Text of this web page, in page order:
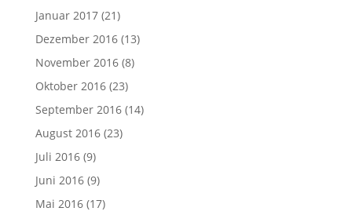
Januar 2017(21)
Dezember 2016(13)
November 2016(8)
Oktober 2016(23)
September 2016(14)
August 2016(23)
Juli 2016(9)
Juni 2016(9)
Mai 2016(17)